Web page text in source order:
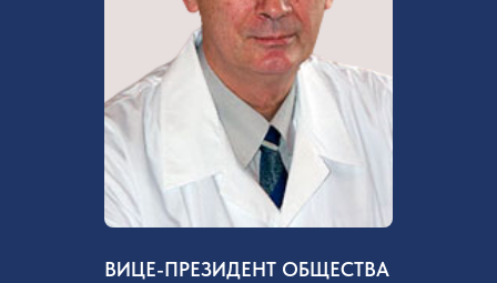
ВИЦЕ-ПРЕЗИДЕНТ ОБЩЕСТВА